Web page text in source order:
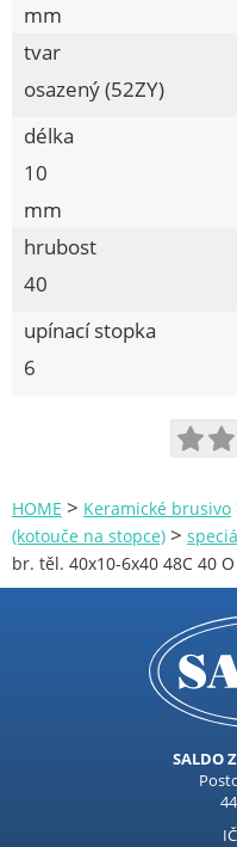
mm
tvar
osazený (52ZY)
délka
10
mm
hrubost
40
upínací stopka
6
HOME > Keramické brusivo
(kotouče na stopce) >
br. těl. 40x10-6x40 48C 40 O
SALDO